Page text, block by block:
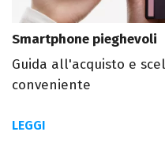
Smartphone pieghevoli
Guida all'acquisto e
conveniente
LEGGI